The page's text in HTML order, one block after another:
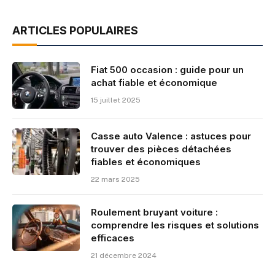
ARTICLES POPULAIRES
Fiat 500 occasion : guide pour un
achat fiable et économique
15 juillet 2025
Casse auto Valence : astuces pour
trouver des pièces détachées
fiables et économiques
22 mars 2025
Roulement bruyant voiture :
comprendre les risques et solutions
efficaces
21 décembre 2024